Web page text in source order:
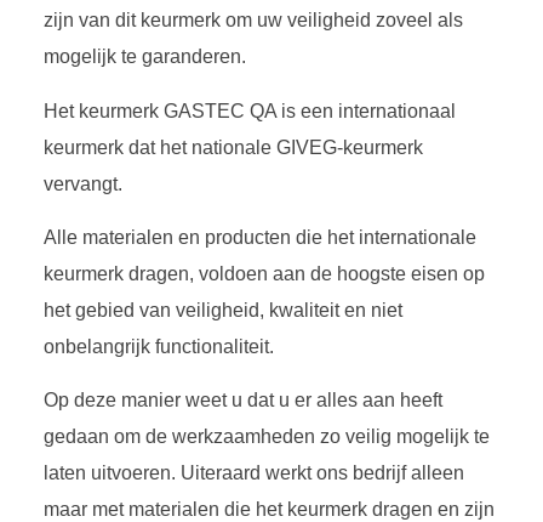
zijn van dit keurmerk om uw veiligheid zoveel als
mogelijk te garanderen.
Het keurmerk GASTEC QA is een internationaal
keurmerk dat het nationale GIVEG-keurmerk
vervangt.
Alle materialen en producten die het internationale
keurmerk dragen, voldoen aan de hoogste eisen op
het gebied van veiligheid, kwaliteit en niet
onbelangrijk functionaliteit.
Op deze manier weet u dat u er alles aan heeft
gedaan om de werkzaamheden zo veilig mogelijk te
laten uitvoeren. Uiteraard werkt ons bedrijf alleen
maar met materialen die het keurmerk dragen en zijn